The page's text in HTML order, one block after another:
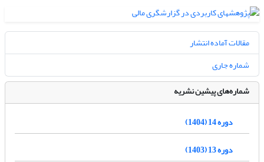
مقالات آماده انتشار
شماره جاری
شماره‌های پیشین نشریه
دوره 14 (1404)
دوره 13 (1403)